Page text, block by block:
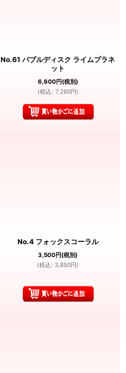
No.61 バブルディスク ライムプラネ
ット
6,600円(税別)
(税込 : 7,260円)
No.4 フォックスコーラル
3,500円(税別)
(税込 : 3,850円)